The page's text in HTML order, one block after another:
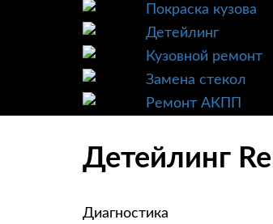
Покраска кузова
Детейлинг
Кузовной ремонт
Замена стекол
Ремонт АКПП
Детейлинг
Диагностика